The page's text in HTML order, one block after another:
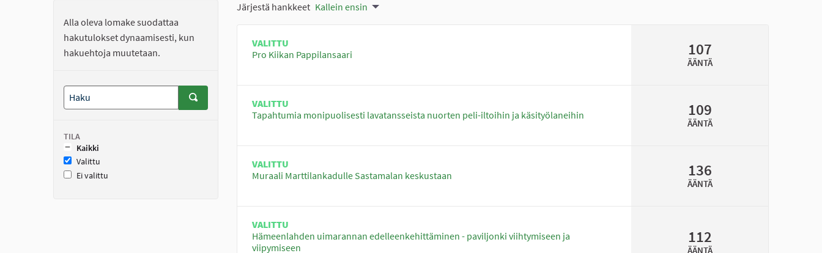
Alla oleva lomake suodattaa
hakutulokset dynaamisesti, kun
hakuehtoja muutetaan.
TILA
Kaikki
Valittu
Ei valittu
Järjestä hankkeet Kallein ensin
VALITTU
Pro Kiikan Pappilansaari
107
ÄÄNTÄ
VALITTU
Tapahtumia monipuolisesti lavatansseista nuorten peli-iltoihin ja käsityölaneihin
109
ÄÄNTÄ
VALITTU
Muraali Marttilankadulle Sastamalan keskustaan
136
ÄÄNTÄ
VALITTU
Hämeenlahden uimarannan edelleenkehittäminen - paviljonki viihtymiseen ja
viipymiseen
112
ÄÄNTÄ